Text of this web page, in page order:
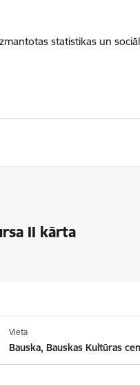
statistikas un
II kārta
Vieta
Bauska, Bauskas Kultūras